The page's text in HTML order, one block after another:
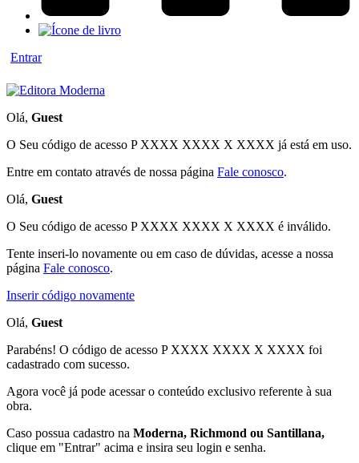
Entrar
Olá, Guest
O Seu código de acesso P XXXX XXXX X XXXX já está em uso.
Entre em contato através de nossa página Fale conosco.
Olá, Guest
O Seu código de acesso P XXXX XXXX X XXXX é inválido.
Tente inseri-lo novamente ou em caso de dúvidas, acesse a nossa
página Fale conosco.
Inserir código novamente
Olá, Guest
Parabéns! O código de acesso P XXXX XXXX X XXXX foi
cadastrado com sucesso.
Agora você já pode acessar o conteúdo exclusivo referente à sua
obra.
Caso possua cadastro na Moderna, Richmond ou Santillana,
clique em "Entrar" acima e insira seu login e senha.